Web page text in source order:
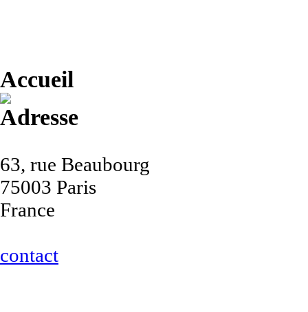
Accueil
Adresse
63, rue Beaubourg
75003 Paris
France
contact